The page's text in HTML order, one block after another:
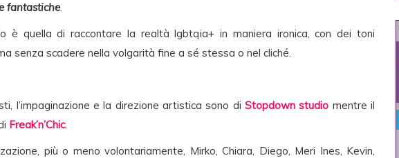
fantastiche.
è quella di raccontare la realtà lgbtqia+ in maniera ironica, con dei toni
senza scadere nella volgarità fine a sé stessa o nel cliché.
l’impaginazione e la direzione artistica sono di Stopdown studio mentre il
Freak’n’Chic.
più o meno volontariamente, Mirko, Chiara, Diego, Meri Ines, Kevin,